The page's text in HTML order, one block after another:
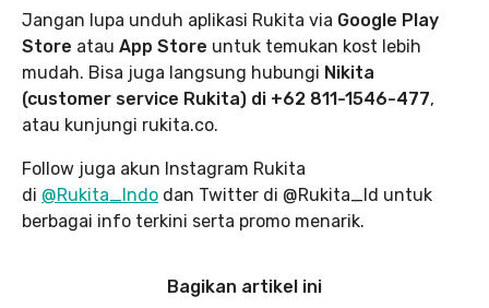
Jangan lupa unduh aplikasi Rukita via Google Play
Store atau App Store untuk temukan kost lebih
mudah. Bisa juga langsung hubungi Nikita
(customer service Rukita) di +62 811-1546-477,
atau kunjungi rukita.co.
Follow juga akun Instagram Rukita
di @Rukita_Indo dan Twitter di @Rukita_Id untuk
berbagai info terkini serta promo menarik.
Bagikan artikel ini